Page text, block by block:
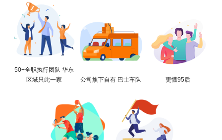
50+全职执行团队 华东
区域只此一家
公司旗下自有 巴士车队 更懂95后